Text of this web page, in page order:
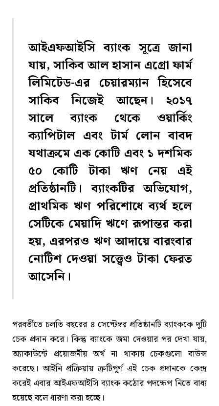
আইএফআইসি ব্যাংক সূত্রে জানা
যায়, সাকিব আল হাসান এগ্রো ফার্ম
লিমিটেড-এর চেয়ারম্যান হিসেবে
সাকিব নিজেই আছেন। ২০১৭
সালে ব্যাংক থেকে ওয়ার্কিং
ক্যাপিটাল এবং টার্ম লোন বাবদ
যথাক্রমে এক কোটি এবং ১ দশমিক
৫০ কোটি টাকা ঋণ নেয় এই
প্রতিষ্ঠানটি। ব্যাংকটির অভিযোগ,
প্রাথমিক ঋণ পরিশোধে ব্যর্থ হলে
সেটিকে মেয়াদি ঋণে রূপান্তর করা
হয়, এরপরও ঋণ আদায়ে বারংবার
নোটিশ দেওয়া সত্ত্বেও টাকা ফেরত
আসেনি।
পরবর্তীতে চলতি বছরের ৪ সেপ্টেম্বর প্রতিষ্ঠানটি ব্যাংককে দুটি
চেক প্রদান করে। কিন্তু ব্যাংকে জমা দেওয়ার পর দেখা যায়,
অ্যাকাউন্টে প্রয়োজনীয় অর্থ না থাকায় চেকগুলো বাউন্স
করেছে। আইনি প্রক্রিয়ায় ত্রুটিপূর্ণ এই চেক প্রদানকে কেন্দ্র
করেই এবার আইএফআইসি ব্যাংক কঠোর পদক্ষেপ নিতে বাধ্য
হয়েছে বলে ধারণা করা হচ্ছে।